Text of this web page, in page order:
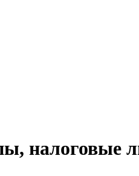
налоговые